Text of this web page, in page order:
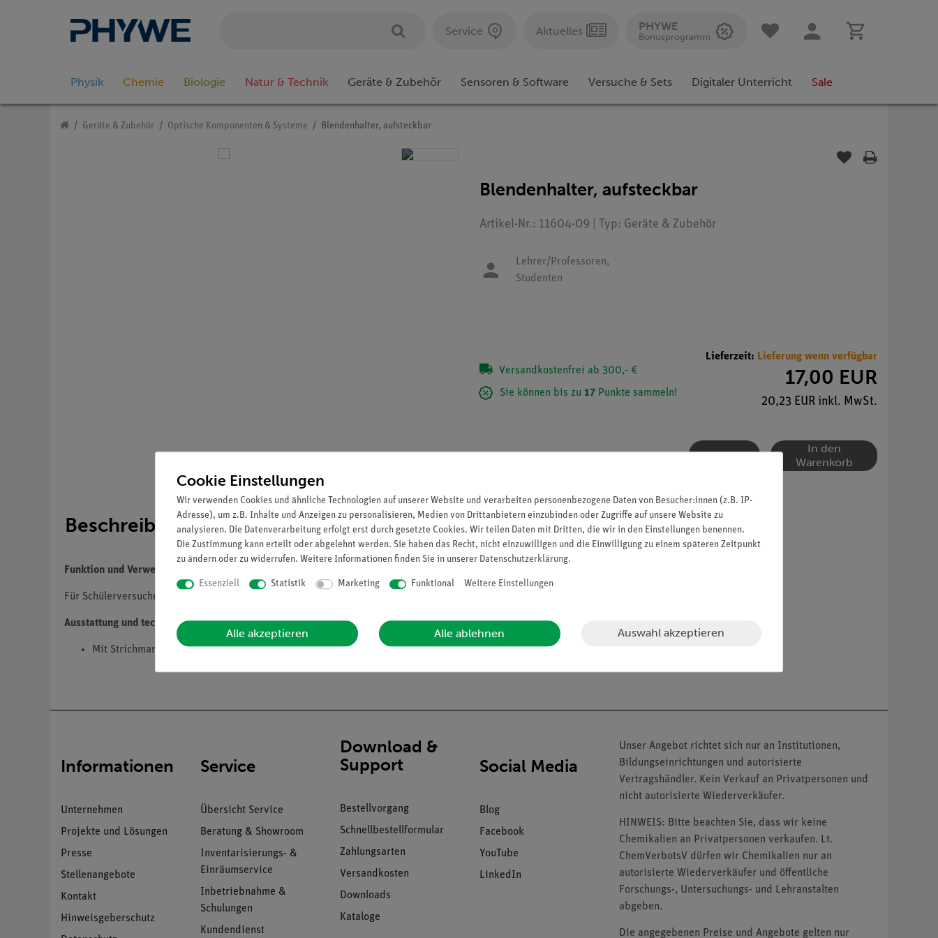
Service Aktuelles PHYWE
Bonusprogramm
Physik Chemie Biologie Natur & Technik Geräte & Zubehör Sensoren & Software Versuche & Sets Digitaler Unterricht Sale
Geräte & Zubehör Optische Komponenten & Systeme Blendenhalter, aufsteckbar
Blendenhalter, aufsteckbar
Artikel-Nr.: 11604-09 | Typ: Geräte & Zubehör
Lehrer/Professoren,
Studenten
Versandkostenfrei ab 300,- €
Sie können bis zu 17 Punkte sammeln!
Lieferzeit: Lieferung wenn verfügbar
17,00 EUR
20,23 EUR inkl. MwSt.
In den
Warenkorb
Beschreibung
Funktion und Verwendung
Für Schülerversuche mit der optischen Stativbank. Zur drehbaren Halterung von Blenden, Filtern etc.
Ausstattung und technische Daten
Mit Strichmarkierung.
Informationen
Unternehmen
Projekte und Lösungen
Presse
Stellenangebote
Kontakt
Hinweisgeberschutz
Service
Übersicht Service
Beratung & Showroom
Inventarisierungs- &
Einräumservice
Inbetriebnahme &
Schulungen
Kundendienst
Download &
Support
Bestellvorgang
Schnellbestellformular
Zahlungsarten
Versandkosten
Downloads
Kataloge
Social Media
Blog
Facebook
YouTube
LinkedIn
Unser Angebot richtet sich nur an Institutionen,
Bildungseinrichtungen und autorisierte
Vertragshändler. Kein Verkauf an Privatpersonen und
nicht autorisierte Wiederverkäufer.
HINWEIS: Bitte beachten Sie, dass wir keine
Chemikalien an Privatpersonen verkaufen. Lt.
ChemVerbotsV dürfen wir Chemikalien nur an
autorisierte Wiederverkäufer und öffentliche
Forschungs-, Untersuchungs- und Lehranstalten
abgeben.
Die angegebenen Preise und Angebote gelten nur
Cookie Einstellungen
Wir verwenden Cookies und ähnliche Technologien auf unserer Website und verarbeiten personenbezogene Daten von Besucher:innen (z.B. IP-
Adresse), um z.B. Inhalte und Anzeigen zu personalisieren, Medien von Drittanbietern einzubinden oder Zugriffe auf unsere Website zu
analysieren. Die Datenverarbeitung erfolgt erst durch gesetzte Cookies. Wir teilen Daten mit Dritten, die wir in den Einstellungen benennen.
Die Zustimmung kann erteilt oder abgelehnt werden. Sie haben das Recht, nicht einzuwilligen und die Einwilligung zu einem späteren Zeitpunkt
zu ändern oder zu widerrufen. Weitere Informationen finden Sie in unserer Daten­schutz­erklärung.
Essenziell Statistik Marketing Funktional Weitere Einstellungen
Alle akzeptieren Alle ablehnen Auswahl akzeptieren